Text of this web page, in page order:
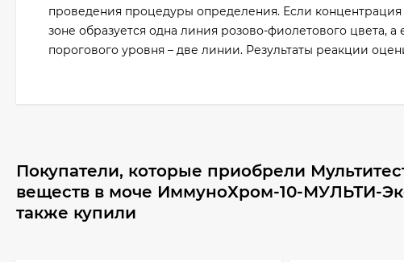
проведения процедуры определения. Если
зоне образуется одна линия розово-фиолетового цвета,
порогового уровня – две линии. Результаты реакции
Покупатели, которые приобрели
веществ в моче ИммуноХром-10-МУЛЬТИ-
также купили